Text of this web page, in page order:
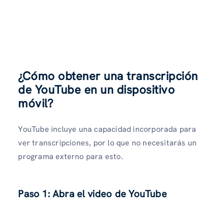
¿Cómo obtener una transcripción
de YouTube en un dispositivo
móvil?
YouTube incluye una capacidad incorporada para
ver transcripciones, por lo que no necesitarás un
programa externo para esto.
Paso 1: Abra el video de YouTube